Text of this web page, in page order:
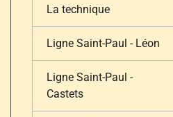
La technique
Ligne Saint-Paul - Léon
Ligne Saint-Paul -
Castets